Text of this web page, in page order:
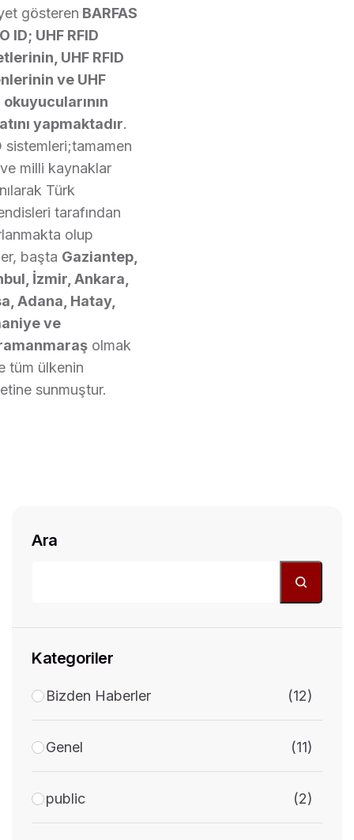
gösteren BARFAS
ID; UHF RFID
UHF RFID
ve UHF
okuyucularının
yapmaktadır.
sistemleri;tamamen
milli kaynaklar
Türk
tarafından
olup
başta Gaziantep,
İzmir, Ankara,
Adana, Hatay,
ve
olmak
tüm ülkenin
sunmuştur.
Ara
Kategoriler
Bizden Haberler (12)
Genel (11)
public (2)